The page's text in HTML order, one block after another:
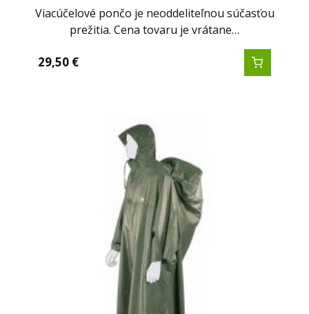
Viacúčelové pončo je neoddeliteľnou súčasťou
prežitia. Cena tovaru je vrátane…
29,50€